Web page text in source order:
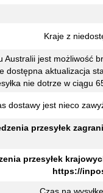
Kraje z
Australii jest możliwość
dostępna aktualizacja
nie dotrze w ciągu
dostawy jest nieco
przesyłek
przesyłek
https://
Czas na